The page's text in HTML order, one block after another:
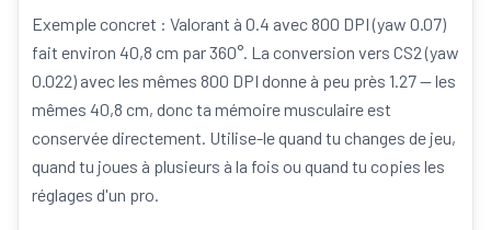
Exemple concret : Valorant à 0.4 avec 800 DPI (yaw 0.07)
fait environ 40,8 cm par 360°. La conversion vers CS2 (yaw
0.022) avec les mêmes 800 DPI donne à peu près 1.27 — les
mêmes 40,8 cm, donc ta mémoire musculaire est
conservée directement. Utilise-le quand tu changes de jeu,
quand tu joues à plusieurs à la fois ou quand tu copies les
réglages d'un pro.